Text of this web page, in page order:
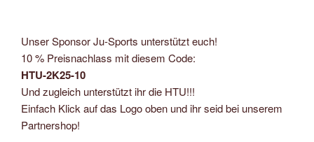
Unser Sponsor Ju-Sports unterstützt euch!
10 % Preisnachlass mit diesem Code:
HTU-2K25-10
Und zugleich unterstützt ihr die HTU!!!
Einfach Klick auf das Logo oben und ihr seid bei unserem
Partnershop!